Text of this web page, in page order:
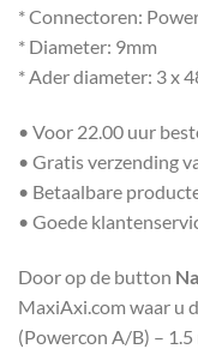
* Connectoren:
* Diameter: 9mm
* Ader diameter: 3 x
• Voor 22.00 uur
• Gratis verzending
• Betaalbare
• Goede
Door op de button
MaxiAxi.com waar u
(Powercon A/B) –